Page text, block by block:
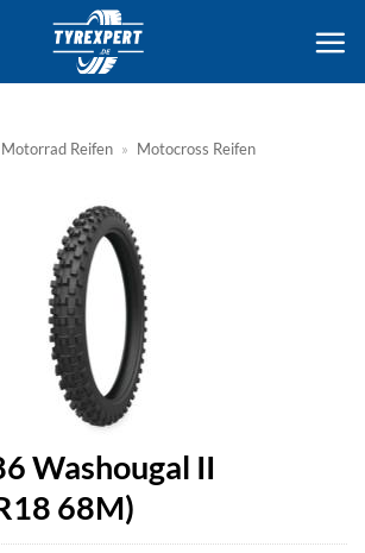
Motorrad Reifen » Motocross Reifen
Washougal II
68M)